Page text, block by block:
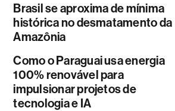
Brasil se aproxima de mínima
histórica no desmatamento da
Amazônia
Como o Paraguai usa energia
100% renovável para
impulsionar projetos de
tecnologia e IA